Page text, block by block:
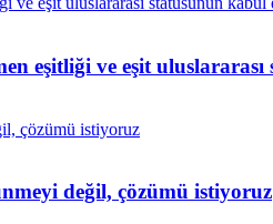
eşitliği ve eşit
değil, çözümü istiyoruz